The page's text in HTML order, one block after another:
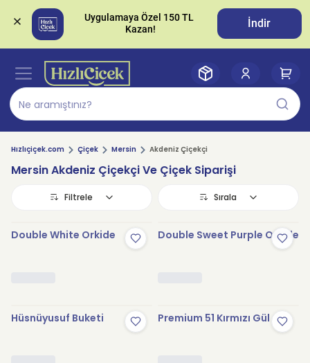
Uygulamaya Özel 150 TL
İndir
Hızlıçiçek.com Çiçek Mersin Akdeniz Çiçekçi
Mersin Akdeniz Çiçekçi Ve Çiçek Siparişi
Filtrele Sırala
Double White Orkide Double Sweet Purple Orkide
Hüsnüyusuf Buketi Premium 51 Kırmızı Gül